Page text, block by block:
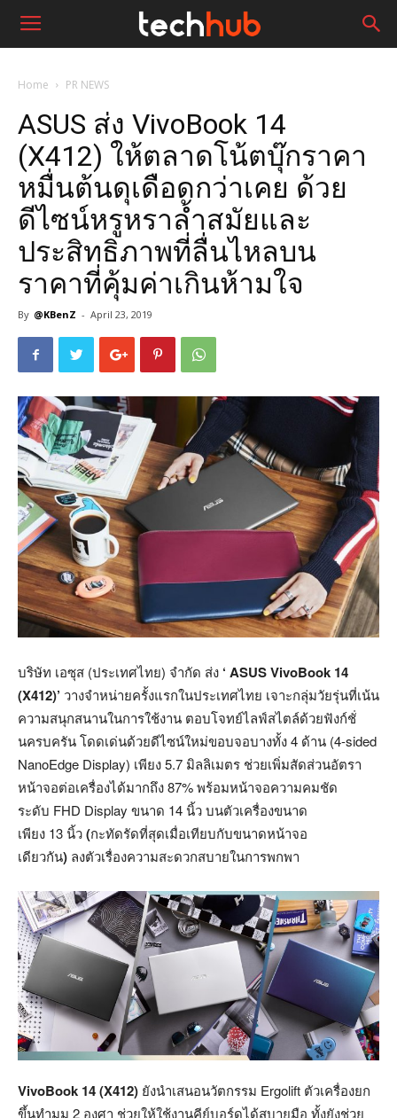
Home PR NEWS
ASUS ส่ง VivoBook 14
(X412) ให้ตลาดโน้ตบุ๊กราคา
หมื่นต้นดุเดือดกว่าเคย ด้วย
ดีไซน์หรูหราล้ำสมัยและ
ประสิทธิภาพที่ลื่นไหลบน
ราคาที่คุ้มค่าเกินห้ามใจ
By @KBenZ - April 23, 2019
บริษัท เอซุส (ประเทศไทย) จำกัด ส่ง ‘ ASUS VivoBook 14
(X412)’ วางจำหน่ายครั้งแรกในประเทศไทย เจาะกลุ่มวัยรุ่นที่เน้น
ความสนุกสนานในการใช้งาน ตอบโจทย์ไลฟ์สไตล์ด้วยฟังก์ชั่
นครบครัน โดดเด่นด้วยดีไซน์ใหม่ขอบจอบางทั้ง 4 ด้าน (4-sided
NanoEdge Display) เพียง 5.7 มิลลิเมตร ช่วยเพิ่มสัดส่วนอัตรา
หน้าจอต่อเครื่องได้มากถึง 87% พร้อมหน้าจอความคมชัด
ระดับ FHD Display ขนาด 14นิ้ว บนตัวเครื่องขนาด
เพียง 13นิ้ว(กะทัดรัดที่สุดเมื่อเทียบกับขนาดหน้าจอ
เดียวกัน) ลงตัวเรื่องความสะดวกสบายในการพกพา
VivoBook 14 (X412) ยังนำเสนอนวัตกรรม Ergolift ตัวเครื่องยก
ขึ้นทำมุม 2 องศา ช่วยให้ใช้งานคีย์บอร์ดได้สบายมือ ทั้งยังช่วย